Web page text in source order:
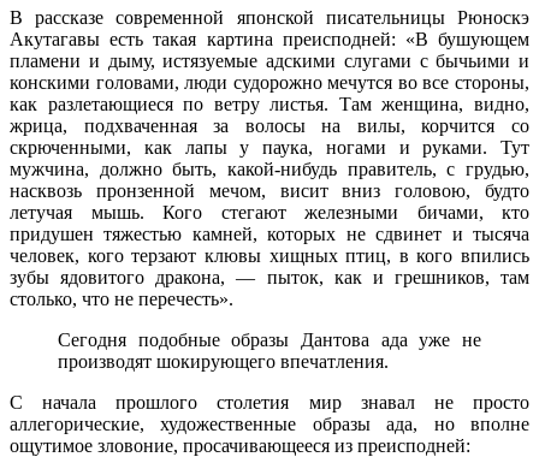
В рассказе современной японской писательницы Рюноскэ
Акутагавы есть такая картина преисподней: «В бушующем
пламени и дыму, истязуемые адскими слугами с бычьими и
конскими головами, люди судорожно мечутся во все стороны,
как разлетающиеся по ветру листья. Там женщина, видно,
жрица, подхваченная за волосы на вилы, корчится со
скрюченными, как лапы у паука, ногами и руками. Тут
мужчина, должно быть, какой-нибудь правитель, с грудью,
насквозь пронзенной мечом, висит вниз головою, будто
летучая мышь. Кого стегают железными бичами, кто
придушен тяжестью камней, которых не сдвинет и тысяча
человек, кого терзают клювы хищных птиц, в кого впились
зубы ядовитого дракона, — пыток, как и грешников, там
столько, что не перечесть».
Сегодня подобные образы Дантова ада уже не
производят шокирующего впечатления.
С начала прошлого столетия мир знавал не просто
аллегорические, художественные образы ада, но вполне
ощутимое зловоние, просачивающееся из преисподней: